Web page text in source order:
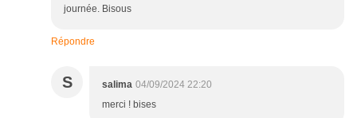
journée. Bisous
Répondre
S salima 04/09/2024 22:20
merci ! bises